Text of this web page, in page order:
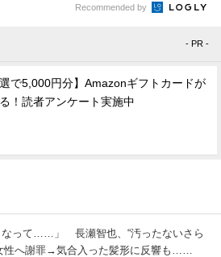
Recommended by
- PR -
選で5,000円分】Amazonギフトカードが
！読者アンケート実施中
なって……」 長瀬智也、“汚ったないさら
性へ謝罪→気合入った髪形に反響も……